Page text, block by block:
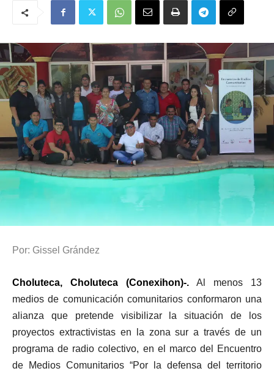
Por: Gissel Grández
Choluteca, Choluteca (Conexihon)-.Al menos 13
medios de comunicación comunitarios conformaron una
alianza que pretende visibilizar la situación de los
proyectos extractivistas en la zona sur a través de un
programa de radio colectivo, en el marco del Encuentro
de Medios Comunitarios “Por la defensa del territorio